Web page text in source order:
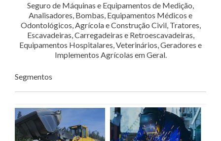
Seguro de Máquinas e Equipamentos de Medição,
Analisadores, Bombas, Equipamentos Médicos e
Odontológicos, Agrícola e Construção Civil, Tratores,
Escavadeiras, Carregadeiras e Retroescavadeiras,
Equipamentos Hospitalares, Veterinários, Geradores e
Implementos Agrícolas em Geral.
Segmentos